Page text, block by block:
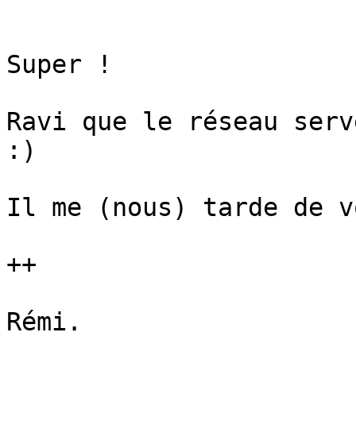
Super !
Ravi que le réseau
:)
Il me (nous) tarde de
++
Rémi.